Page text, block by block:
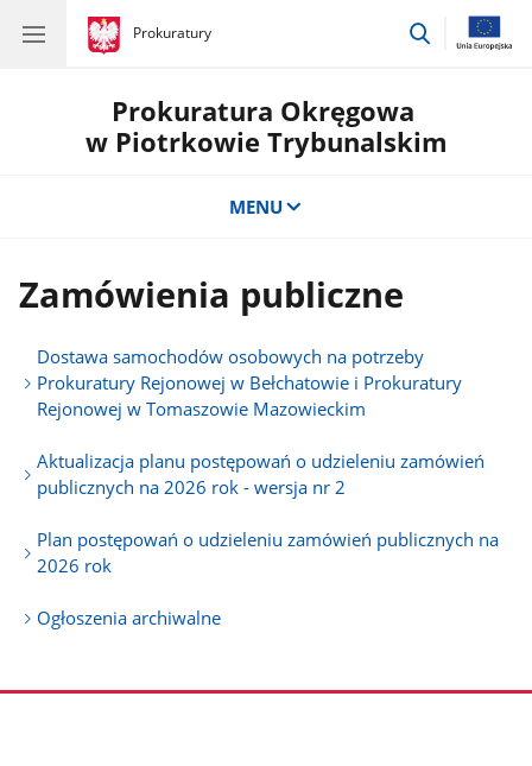
gov.pl
Prokuratury
gov.pl
Prokuratury
przejdź
Prokuratura Okręgowa
w Piotrkowie Trybunalskim
MENU
Zamówienia publiczne
Dostawa samochodów osobowych na potrzeby
Prokuratury Rejonowej w Bełchatowie i Prokuratury
Rejonowej w Tomaszowie Mazowieckim
Aktualizacja planu postępowań o udzieleniu zamówień
publicznych na 2026 rok - wersja nr 2
Plan postępowań o udzieleniu zamówień publicznych na
2026 rok
Ogłoszenia archiwalne